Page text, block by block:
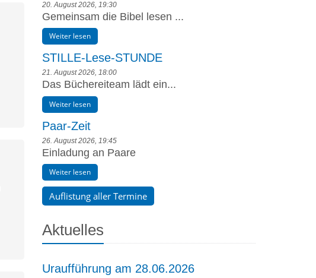
20. August 2026, 19:30
Gemeinsam die Bibel lesen ...
Weiter lesen
STILLE-Lese-STUNDE
21. August 2026, 18:00
Das Büchereiteam lädt ein...
Weiter lesen
Paar-Zeit
26. August 2026, 19:45
Einladung an Paare
Weiter lesen
Auflistung aller Termine
Aktuelles
Uraufführung am 28.06.2026